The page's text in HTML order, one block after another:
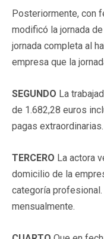
Posteriormente, con
modificó la jornada
jornada completa al
empresa que la
SEGUNDO La
de 1.682,28 euros
pagas extraordinarias.
TERCERO La actora
domicilio de la
categoría
mensualmente.